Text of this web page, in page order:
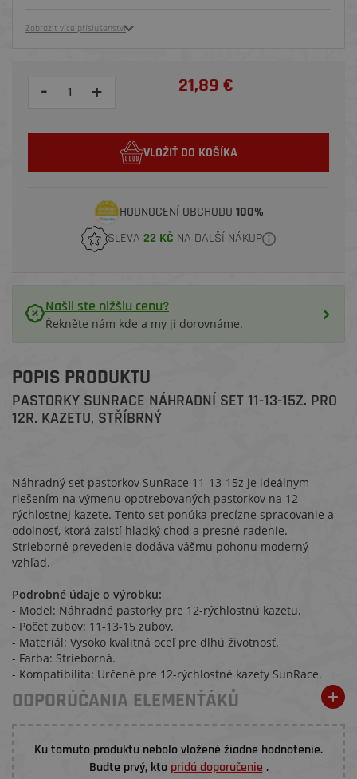
Zobrazit více příslušenství
- + 21,89 €
VLOŽIŤ DO KOŠÍKA
HODNOCENÍ OBCHODU 100%
SLEVA 22 KČ NA DALŠÍ NÁKUP
Našli ste nižšiu cenu?
Řekněte nám kde a my ji dorovnáme.
POPIS PRODUKTU
PASTORKY SUNRACE NÁHRADNÍ SET 11-13-15Z. PRO
12R. KAZETU, STŘÍBRNÝ
Náhradný set pastorkov SunRace 11-13-15z je ideálnym
riešením na výmenu opotrebovaných pastorkov na 12-
rýchlostnej kazete. Tento set ponúka precízne spracovanie a
odolnosť, ktorá zaistí hladký chod a presné radenie.
Strieborné prevedenie dodáva vášmu pohonu moderný
vzhľad.
Podrobné údaje o výrobku:
- Model: Náhradné pastorky pre 12-rýchlostnú kazetu.
- Počet zubov: 11-13-15 zubov.
- Materiál: Vysoko kvalitná oceľ pre dlhú životnosť.
- Farba: Strieborná.
- Kompatibilita: Určené pre 12-rýchlostné kazety SunRace.
ODPORÚČANIA ELEMENŤÁKŮ
Ku tomuto produktu nebolo vložené žiadne hodnotenie.
Budte prvý, kto pridá doporučenie .